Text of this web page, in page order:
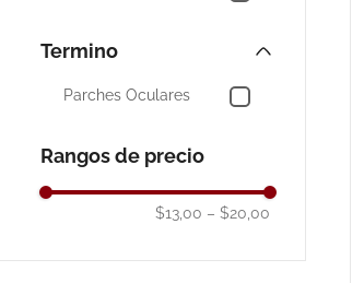
Parches Oculares
Rangos de precio
$13,00 – $20,00